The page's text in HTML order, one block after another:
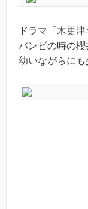
ドラマ「木更
バンビの時の櫻
幼いながらにも